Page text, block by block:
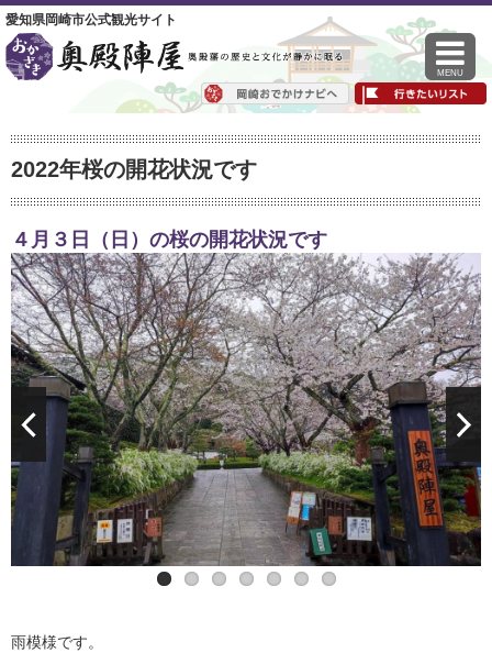
愛知県岡崎市公式観光サイト
MENU
2022年桜の開花状況です
４月３日（日）の桜の開花状況です
雨模様です。